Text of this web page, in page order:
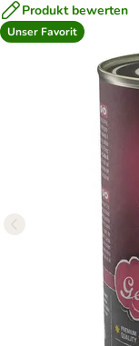
Produkt bewerten
Unser Favorit